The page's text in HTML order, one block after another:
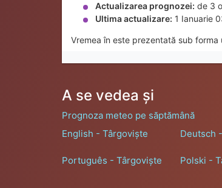
Actualizarea prognozei: de 3
Ultima actualizare: 1 Ianuarie
Vremea în este prezentată sub
A se vedea și
Prognoza meteo pe săptămână
English - Târgoviște
Deutsch
Português - Târgoviște Polski -